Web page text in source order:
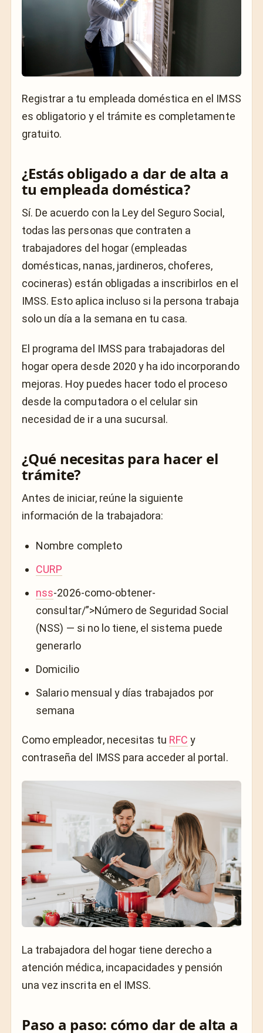
Registrar a tu empleada doméstica en el IMSS
es obligatorio y el trámite es completamente
gratuito.
¿Estás obligado a dar de alta a
tu empleada doméstica?
Sí. De acuerdo con la Ley del Seguro Social,
todas las personas que contraten a
trabajadores del hogar (empleadas
domésticas, nanas, jardineros, choferes,
cocineras) están obligadas a inscribirlos en el
IMSS. Esto aplica incluso si la persona trabaja
solo un día a la semana en tu casa.
El programa del IMSS para trabajadoras del
hogar opera desde 2020 y ha ido incorporando
mejoras. Hoy puedes hacer todo el proceso
desde la computadora o el celular sin
necesidad de ir a una sucursal.
¿Qué necesitas para hacer el
trámite?
Antes de iniciar, reúne la siguiente
información de la trabajadora:
Nombre completo
CURP
nss-2026-como-obtener-
consultar/”>Número de Seguridad Social
(NSS) — si no lo tiene, el sistema puede
generarlo
Domicilio
Salario mensual y días trabajados por
semana
Como empleador, necesitas tu RFC y
contraseña del IMSS para acceder al portal.
La trabajadora del hogar tiene derecho a
atención médica, incapacidades y pensión
una vez inscrita en el IMSS.
Paso a paso: cómo dar de alta a